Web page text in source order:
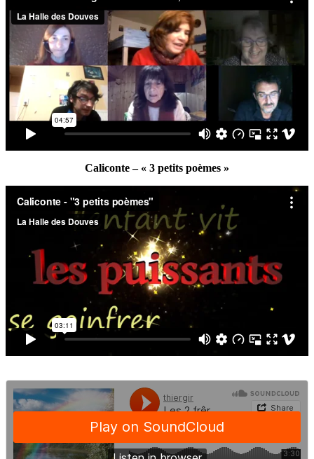
Caliconte – « 3 petits poèmes »